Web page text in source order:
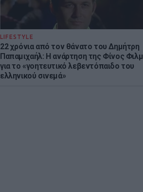
LIFESTYLE
22 χρόνια από τον θάνατο του Δημήτρη
Παπαμιχαήλ: Η ανάρτηση της Φίνος Φιλμ
για το «γοητευτικό λεβεντόπαιδο του
ελληνικού σινεμά»